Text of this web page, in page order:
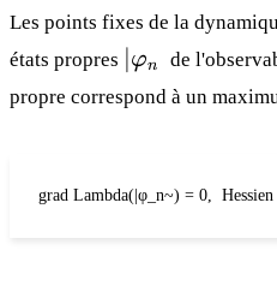
Les points fixes de la
états propres |
φ_n~
∣φn
de
propre correspond à un
grad Lambda(|φ_n~) = 0,